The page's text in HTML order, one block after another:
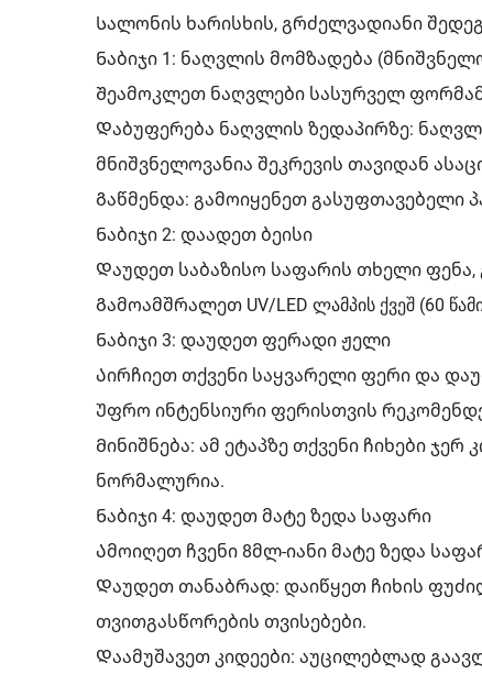
Სალონის ხარისხის, გრძელვადიანი
Ნაბიჯი 1: ნაღვლის მომზადება
Შეამოკლეთ ნაღვლები სასურველ
Დაბუფერება ნაღვლის ზედაპირზე:
მნიშვნელოვანია შეკრევის თავიდან
Გაწმენდა: გამოიყენეთ გასუფთავებელი
Ნაბიჯი 2: დაადეთ ბეისი
Დაუდეთ საბაზისო საფარის თხელი ფენა,
Გამოამშრალეთ UV/LED ლამპის ქვეშ (60
Ნაბიჯი 3: დაუდეთ ფერადი ჟელი
Აირჩიეთ თქვენი საყვარელი ფერი და
Უფრო ინტენსიური ფერისთვის
Მინიშნება: ამ ეტაპზე თქვენი ჩიხები
ნორმალურია.
Ნაბიჯი 4: დაუდეთ მატე ზედა საფარი
Ამოიღეთ ჩვენი 8მლ-იანი მატე ზედა
Დაუდეთ თანაბრად: დაიწყეთ ჩიხის
თვითგასწორების თვისებები.
Დაამუშავეთ კიდეები: აუცილებლად